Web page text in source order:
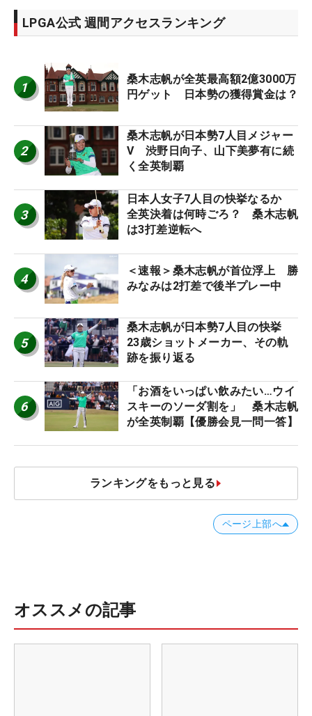
LPGA公式 週間アクセスランキング
1
桑木志帆が全英最高額2億3000万
円ゲット 日本勢の獲得賞金は？
2
桑木志帆が日本勢7人目メジャー
V 渋野日向子、山下美夢有に続
く全英制覇
3
日本人女子7人目の快挙なるか
全英決着は何時ごろ？ 桑木志帆
は3打差逆転へ
4
＜速報＞桑木志帆が首位浮上 勝
みなみは2打差で後半プレー中
5
桑木志帆が日本勢7人目の快挙
23歳ショットメーカー、その軌
跡を振り返る
6
「お酒をいっぱい飲みたい…ウイ
スキーのソーダ割を」 桑木志帆
が全英制覇【優勝会見一問一答】
ランキングをもっと見る
ページ上部へ
オススメの記事